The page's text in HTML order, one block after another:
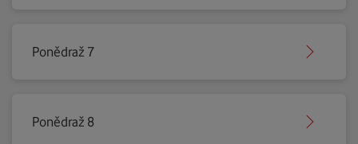
Ponědraž 7
Ponědraž 8